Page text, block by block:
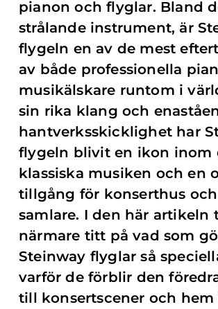
pianon och flyglar. Bland
strålande instrument, är
flygeln en av de mest
av både professionella
musikälskare runtom i
sin rika klang och
hantverksskicklighet har
flygeln blivit en ikon inom
klassiska musiken och en
tillgång för konserthus
samlare. I den här artikeln
närmare titt på vad som
Steinway flyglar så
varför de förblir den
till konsertscener och hem